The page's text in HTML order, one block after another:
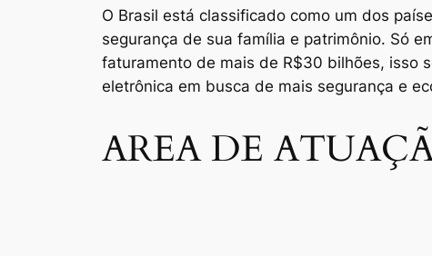
O Brasil está classificado como um dos
segurança de sua família e patrimônio. Só
faturamento de mais de R$30 bilhões, isso
eletrônica em busca de mais segurança e
AREA DE